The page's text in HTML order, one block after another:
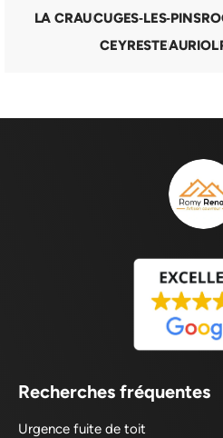
LA CRAUCUGES‑LES‑PINS
CEYRESTEAURIOL
Recherches fréquentes
Urgence fuite de toit